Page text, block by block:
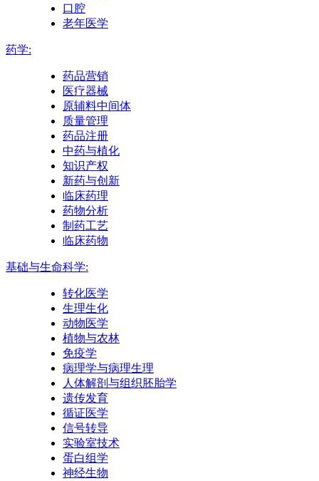
口腔
老年医学
药学:
药品营销
医疗器械
原辅料中间体
质量管理
药品注册
中药与植化
知识产权
新药与创新
临床药理
药物分析
制药工艺
临床药物
基础与生命科学:
转化医学
生理生化
动物医学
植物与农林
免疫学
病理学与病理生理
人体解剖与组织胚胎学
遗传发育
循证医学
信号转导
实验室技术
蛋白组学
神经生物